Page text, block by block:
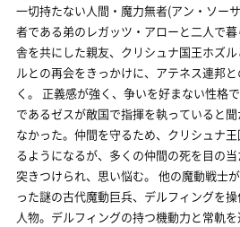
一切持たない人間・魔力無者(アン・ソー
者である弟のレガッツ・アローと二人で
舎を共にした親友、クリシュナ国王ホズ
ルとの再会をきっかけに、アテネス連邦
く。 正義感が強く、争いを好まない性格
であるゼスが敵国で指揮を執っていると
なかった。仲間を守るため、クリシュナ
るようになるが、多くの仲間の死を目の
突きつけられ、思い悩む。 他の魔動戦士
った謎の古代魔動巨兵、デルフィングを
人物。デルフィングの持つ機動力と常軌